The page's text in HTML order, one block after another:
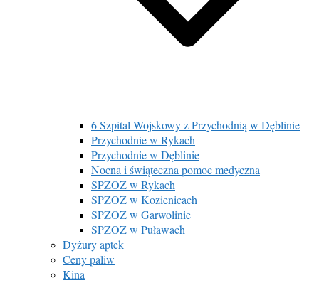
6 Szpital Wojskowy z Przychodnią w Dęblinie
Przychodnie w Rykach
Przychodnie w Dęblinie
Nocna i świąteczna pomoc medyczna
SPZOZ w Rykach
SPZOZ w Kozienicach
SPZOZ w Garwolinie
SPZOZ w Puławach
Dyżury aptek
Ceny paliw
Kina